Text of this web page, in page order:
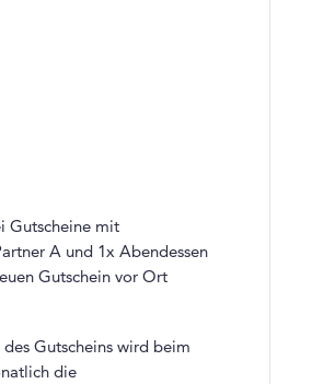
Gutscheine mit
A und 1x Abendessen
Gutschein vor Ort
Gutscheins wird beim
die